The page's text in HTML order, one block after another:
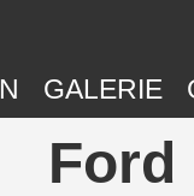
GALERIE
Ford